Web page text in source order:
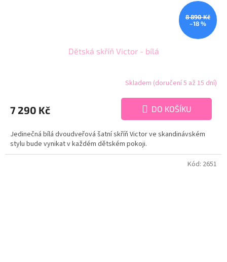
8 890 Kč
–18 %
Dětská skříň Victor - bílá
Skladem (doručení 5 až 15 dní)
7 290 Kč DO KOŠÍKU
Jedinečná bílá dvoudveřová šatní skříň Victor ve skandinávském
stylu bude vynikat v každém dětském pokoji.
Kód: 2651